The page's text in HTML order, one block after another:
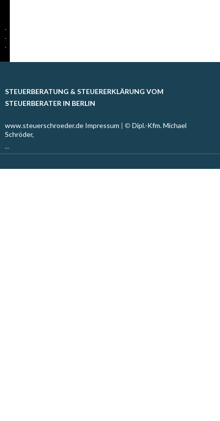
.
.
.
STEUERBERATUNG & STEUERERKLÄRUNG VOM
STEUERBERATER IN BERLIN
www.steuerschroeder.de Impressum | © Dipl.-Kfm. Michael
Schröder,
...